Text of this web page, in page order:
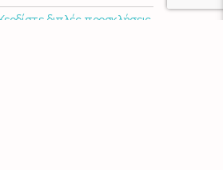
διπλές προσκλήσεις